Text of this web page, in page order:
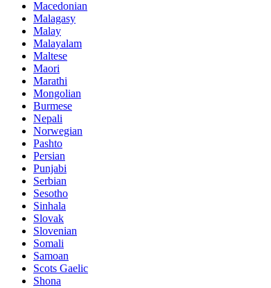
Macedonian
Malagasy
Malay
Malayalam
Maltese
Maori
Marathi
Mongolian
Burmese
Nepali
Norwegian
Pashto
Persian
Punjabi
Serbian
Sesotho
Sinhala
Slovak
Slovenian
Somali
Samoan
Scots Gaelic
Shona